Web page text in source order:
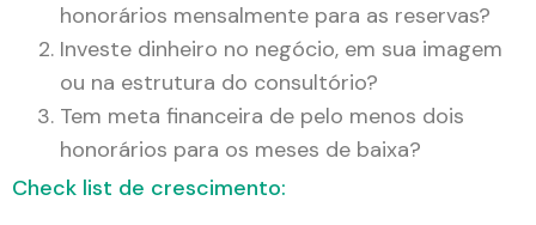
honorários mensalmente para as reservas?
Investe dinheiro no negócio, em sua imagem
ou na estrutura do consultório?
Tem meta financeira de pelo menos dois
honorários para os meses de baixa?
Check list de crescimento: